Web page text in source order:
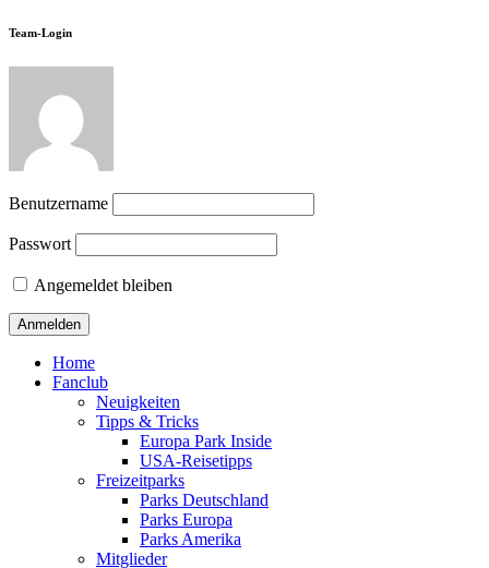
Team-Login
Benutzername
Passwort
Angemeldet bleiben
Home
Fanclub
Neuigkeiten
Tipps & Tricks
Europa Park Inside
USA-Reisetipps
Freizeitparks
Parks Deutschland
Parks Europa
Parks Amerika
Mitglieder